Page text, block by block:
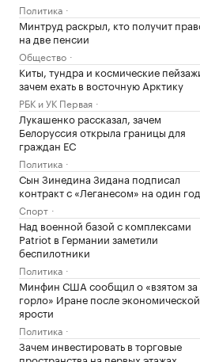
Политика
Минтруд раскрыл, кто получит
на две пенсии
Общество
Киты, тундра и космические
зачем ехать в восточную Арктику
РБК и УК Первая
Лукашенко рассказал, зачем
Белоруссия открыла границы для
граждан ЕС
Политика
Сын Зинедина Зидана подписал
контракт с «Леганесом» на один год
Спорт
Над военной базой с комплексами
Patriot в Германии заметили
беспилотники
Политика
Минфин США сообщил о «взятом за
горло» Иране после экономической
ярости
Политика
Зачем инвестировать в торговые
пространства на первых этажах